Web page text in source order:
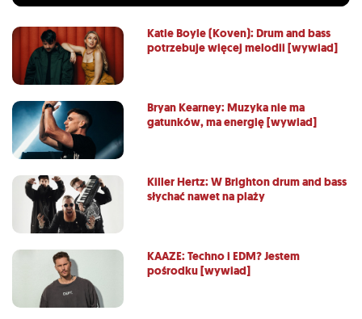
Katie Boyle (Koven): Drum and bass
potrzebuje więcej melodii [wywiad]
Bryan Kearney: Muzyka nie ma
gatunków, ma energię [wywiad]
Killer Hertz: W Brighton drum and bass
słychać nawet na plaży
KAAZE: Techno i EDM? Jestem
pośrodku [wywiad]